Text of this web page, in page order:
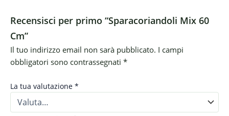
Recensisci per primo “Sparacoriandoli Mix 60
Cm”
Il tuo indirizzo email non sarà pubblicato. I campi
obbligatori sono contrassegnati *
La tua valutazione *